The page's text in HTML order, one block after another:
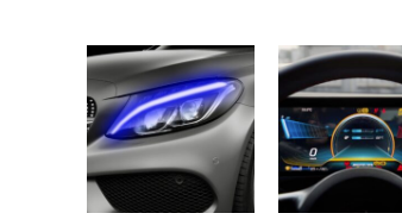
Este
producto
tiene
múltiples
variantes.